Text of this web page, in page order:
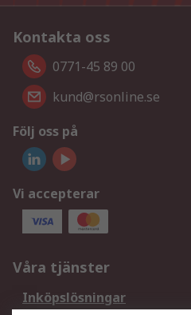
Kontakta oss
0771-45 89 00
kund@rsonline.se
Följ oss på
Vi accepterar
Våra tjänster
Inköpslösningar